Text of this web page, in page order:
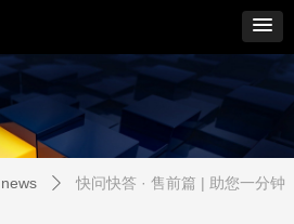
ꄲ 快问快答 · 售前篇 | 助您一分钟